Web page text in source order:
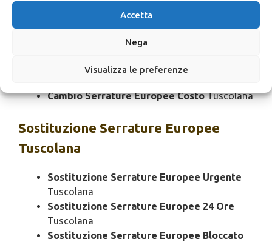
Accetta
Nega
Visualizza le preferenze
Cambio Serrature Europee Prezzo
Cambio Serrature Europee CostoTuscolana
Sostituzione Serrature Europee
Tuscolana
Sostituzione Serrature Europee Urgente
Tuscolana
Sostituzione Serrature Europee 24 Ore
Tuscolana
Sostituzione Serrature Europee Bloccato